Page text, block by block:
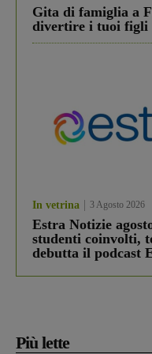
Gita di famiglia a
divertire i tuoi figli
In vetrina 3 Agosto 2026
Estra Notizie
studenti coinvolti,
debutta il podcast
Più lette